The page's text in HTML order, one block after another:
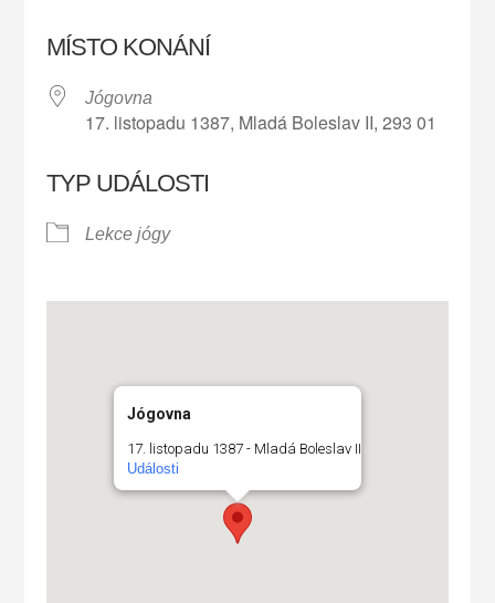
MÍSTO KONÁNÍ
Jógovna
17. listopadu 1387, Mladá Boleslav II, 293 01
TYP UDÁLOSTI
Lekce jógy
Jógovna
17. listopadu 1387 - Mladá Boleslav II
Události